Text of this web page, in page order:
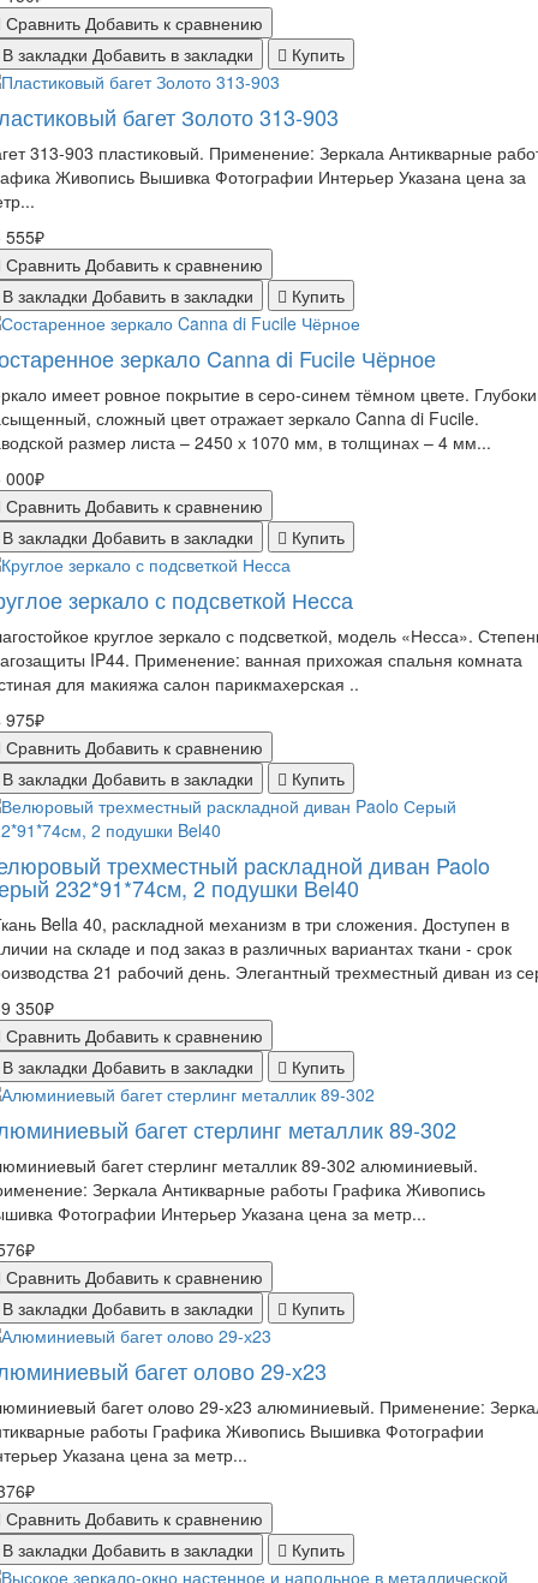
Сравнить Добавить к сравнению
закладки Добавить в закладки Купить
багет Золото 313-903
313-903 пластиковый. Применение: Зеркала Антикварные
Живопись Вышивка Фотографии Интерьер Указана цена за
555₽
Сравнить Добавить к сравнению
закладки Добавить в закладки Купить
зеркало Canna di Fucile Чёрное
имеет ровное покрытие в серо-синем тёмном цвете.
сложный цвет отражает зеркало Canna di Fucile.
размер листа – 2450 х 1070 мм, в толщинах – 4 мм...
000₽
Сравнить Добавить к сравнению
закладки Добавить в закладки Купить
зеркало с подсветкой Несса
круглое зеркало с подсветкой, модель «Несса».
IP44. Применение: ванная прихожая спальня комната
для макияжа салон парикмахерская ..
975₽
Сравнить Добавить к сравнению
закладки Добавить в закладки Купить
трехместный раскладной диван Paolo
232*91*74см, 2 подушки Bel40
Bella 40, раскладной механизм в три сложения. Доступен в
на складе и под заказ в различных вариантах ткани - срок
21 рабочий день. Элегантный трехместный диван из
350₽
Сравнить Добавить к сравнению
закладки Добавить в закладки Купить
багет стерлинг металлик 89-302
багет стерлинг металлик 89-302 алюминиевый.
Зеркала Антикварные работы Графика Живопись
Фотографии Интерьер Указана цена за метр...
Сравнить Добавить к сравнению
закладки Добавить в закладки Купить
багет олово 29-х23
багет олово 29-х23 алюминиевый. Применение:
работы Графика Живопись Вышивка Фотографии
Указана цена за метр...
Сравнить Добавить к сравнению
закладки Добавить в закладки Купить